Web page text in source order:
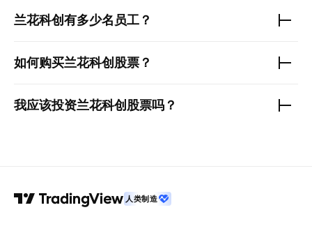
兰花科创有多少名员工？
如何购买兰花科创 股票？
我应该投资兰花科创 股票吗？
人类制造